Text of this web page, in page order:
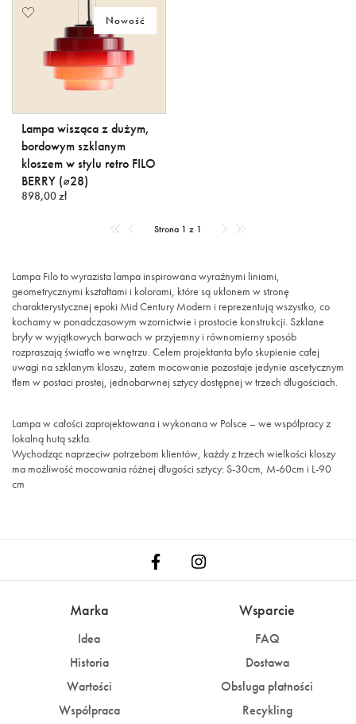
Nowość
Lampa wisząca z dużym,
bordowym szklanym
kloszem w stylu retro FILO
BERRY (⌀28)
898,00 zł
Strona 1 z 1
Lampa Filo to wyrazista lampa inspirowana wyraźnymi liniami,
geometrycznymi kształtami i kolorami, które są ukłonem w stronę
charakterystycznej epoki Mid Century Modern i reprezentują wszystko, co
kochamy w ponadczasowym wzornictwie i prostocie konstrukcji. Szklane
bryły w wyjątkowych barwach w przyjemny i równomierny sposób
rozpraszają światło we wnętrzu. Celem projektanta było skupienie całej
uwagi na szklanym kloszu, zatem mocowanie pozostaje jedynie ascetycznym
tłem w postaci prostej, jednobarwnej sztycy dostępnej w trzech długościach.
Lampa w całości zaprojektowana i wykonana w Polsce – we współpracy z
lokalną hutą szkła.
Wychodząc naprzeciw potrzebom klientów, każdy z trzech wielkości kloszy
ma możliwość mocowania różnej długości sztycy: S-30cm, M-60cm i L-90
cm
Marka
Idea
Historia
Wartości
Współpraca
Wsparcie
FAQ
Dostawa
Obsługa płatności
Recykling